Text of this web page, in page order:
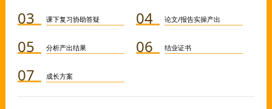
03 课下复习协助答疑 04 论文/报告实操产出
05 分析产出结果 06 结业证书
07 成长方案